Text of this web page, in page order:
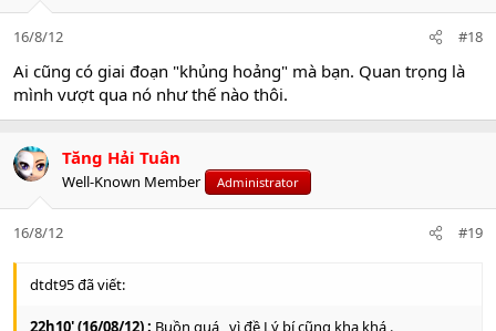
16/8/12 #18
Ai cũng có giai đoạn "khủng hoảng" mà bạn. Quan trọng là
mình vượt qua nó như thế nào thôi.
Tăng Hải Tuân
Well-Known Member Administrator
16/8/12 #19
dtdt95 đã viết:
22h10' (16/08/12) : Buồn quá , vì đề Lý bí cũng kha khá .